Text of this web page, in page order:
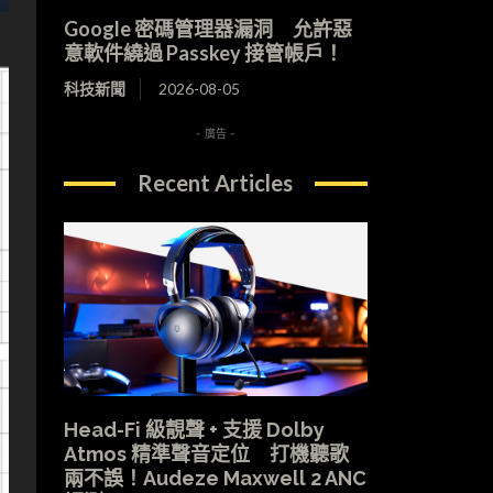
Google 密碼管理器漏洞 允許惡
意軟件繞過 Passkey 接管帳戶！
科技新聞 2026-08-05
- 廣告 -
Recent Articles
Head-Fi 級靚聲 + 支援 Dolby
Atmos 精準聲音定位 打機聽歌
兩不誤！Audeze Maxwell 2 ANC